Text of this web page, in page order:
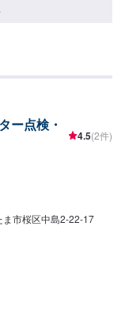
ー点検・
4.5(2件)
ま市桜区中島2-22-17